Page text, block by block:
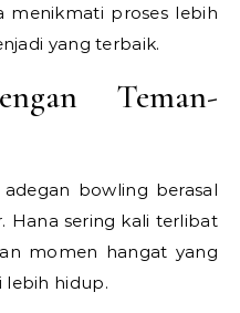
menikmati proses lebih
yang terbaik.
Teman-
bowling berasal
Hana sering kali terlibat
momen hangat yang
lebih hidup.